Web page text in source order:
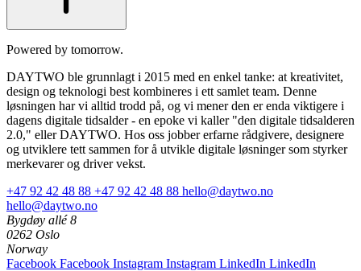
Powered by tomorrow.
DAYTWO ble grunnlagt i 2015 med en enkel tanke: at kreativitet,
design og teknologi best kombineres i ett samlet team. Denne
løsningen har vi alltid trodd på, og vi mener den er enda viktigere i
dagens digitale tidsalder - en epoke vi kaller "den digitale tidsalderen
2.0," eller DAYTWO. Hos oss jobber erfarne rådgivere, designere
og utviklere tett sammen for å utvikle digitale løsninger som styrker
merkevarer og driver vekst.
+47 92 42 48 88 +47 92 42 48 88 hello@daytwo.no
hello@daytwo.no
Bygdøy allé 8
0262 Oslo
Norway
Facebook Facebook Instagram Instagram LinkedIn LinkedIn